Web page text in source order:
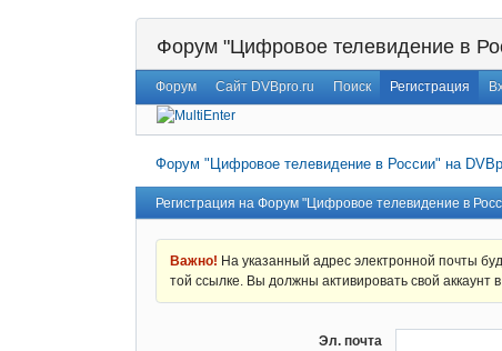
Форум "Цифровое телевидение в
Форум Сайт DVBpro.ru Поиск Регистрация
Форум "Цифровое телевидение в России" на
Регистрация на Форум "Цифровое телевидение в
Важно! На указанный адрес электронной почты
той ссылке. Вы должны активировать свой аккаунт
Эл. почта